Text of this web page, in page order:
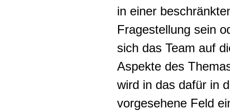
in einer
Fragestellung sein
sich das Team auf
Aspekte des
wird in das dafür in
vorgesehene Feld